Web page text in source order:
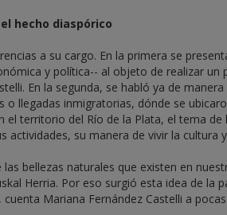
hecho diaspórico
a su cargo. En la primera se
y política-- al objeto de realizar
En la segunda, se habló ya de
o llegadas inmigratorias, dónde se
el territorio del Río de la Plata, el tema
actividades, su manera de vivir la cultura
las bellezas naturales que existen en
Herria. Por eso surgió esta idea de la
cuenta Mariana Fernández Castelli a